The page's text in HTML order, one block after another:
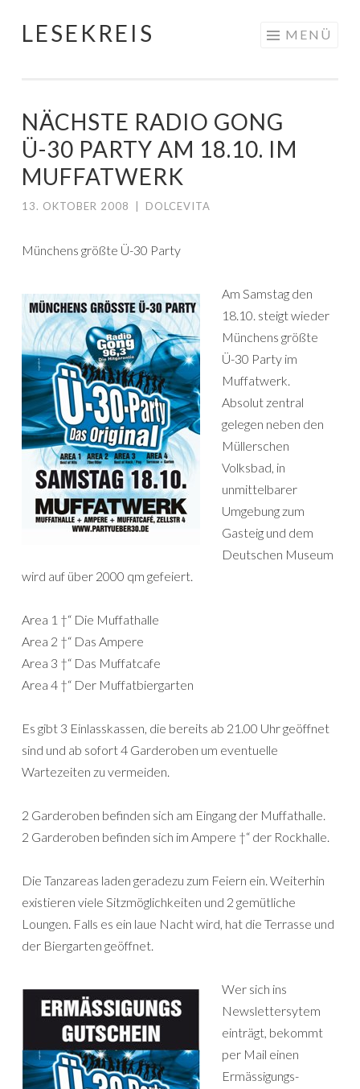
Springe
LESEKREIS MENÜ
NÄCHSTE RADIO GONG
Ü-30 PARTY AM 18.10. IM
MUFFATWERK
13. OKTOBER 2008 DOLCEVITA
Münchens größte Ü-30 Party
Am Samstag den
18.10. steigt wieder
Münchens größte
Ü-30 Party im
Muffatwerk.
Absolut zentral
gelegen neben den
Müllerschen
Volksbad, in
unmittelbarer
Umgebung zum
Gasteig und dem
Deutschen Museum
wird auf über 2000 qm gefeiert.
Area 1 †“ Die Muffathalle
Area 2 †“ Das Ampere
Area 3 †“ Das Muffatcafe
Area 4 †“ Der Muffatbiergarten
Es gibt 3 Einlasskassen, die bereits ab 21.00 Uhr geöffnet
sind und ab sofort 4 Garderoben um eventuelle
Wartezeiten zu vermeiden.
2 Garderoben befinden sich am Eingang der Muffathalle.
2 Garderoben befinden sich im Ampere †“ der Rockhalle.
Die Tanzareas laden geradezu zum Feiern ein. Weiterhin
existieren viele Sitzmöglichkeiten und 2 gemütliche
Loungen. Falls es ein laue Nacht wird, hat die Terrasse und
der Biergarten geöffnet.
Wer sich ins
Newslettersytem
einträgt, bekommt
per Mail einen
Ermässigungs-